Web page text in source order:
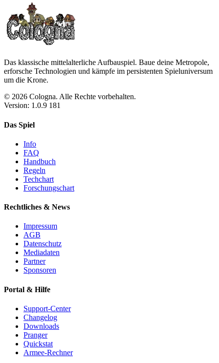
Das klassische mittelalterliche Aufbauspiel. Baue deine Metropole,
erforsche Technologien und kämpfe im persistenten Spieluniversum
um die Krone.
© 2026 Cologna. Alle Rechte vorbehalten.
Version: 1.0.9 181
Das Spiel
Info
FAQ
Handbuch
Regeln
Techchart
Forschungschart
Rechtliches & News
Impressum
AGB
Datenschutz
Mediadaten
Partner
Sponsoren
Portal & Hilfe
Support-Center
Changelog
Downloads
Pranger
Quickstat
Armee-Rechner